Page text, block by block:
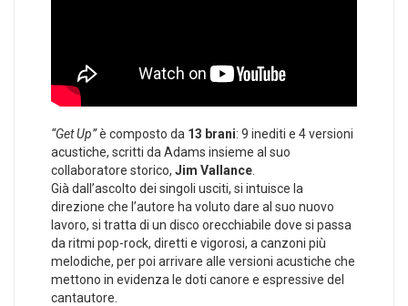
“Get Up”è composto da 13 brani: 9 inediti e 4 versioni
acustiche, scritti da Adams insieme al suo
collaboratore storico, Jim Vallance
Già dall’ascolto dei singoli usciti, si intuisce la
direzione che l’autore ha voluto dare al suo nuovo
lavoro, si tratta di un disco orecchiabile dove si passa
da ritmi pop-rock, diretti e vigorosi, a canzoni più
melodiche, per poi arrivare alle versioni acustiche che
mettono in evidenza le doti canore e espressive del
cantautore.